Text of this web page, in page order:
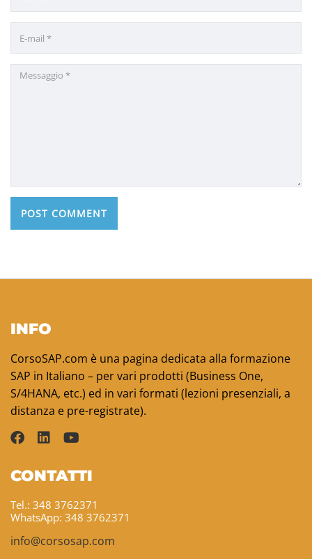
INFO
CorsoSAP.com è una pagina dedicata alla formazione
SAP in Italiano – per vari prodotti (Business One,
S/4HANA, etc.) ed in vari formati (lezioni presenziali, a
distanza e pre-registrate).
CONTATTI
Tel.: 348 3762371
WhatsApp: 348 3762371
info@corsosap.com